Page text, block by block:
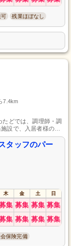
可 残業ほぼなし
7.4km
どでは、調理師・調
設で、入居者様の健
格、そして自動車免
・アルバイトとして
タッフのパー
木 金 土 日
集 募集 募集 募集
集 募集 募集 募集
保険完備